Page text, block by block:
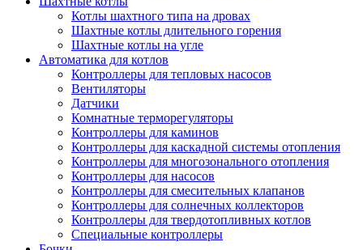
Котлы шахтного типа на дровах
Шахтные котлы длительного горения
Шахтные котлы на угле
Автоматика для котлов
Контроллеры для тепловых насосов
Вентиляторы
Датчики
Комнатные терморегуляторы
Контроллеры для каминов
Контроллеры для каскадной системы отопления
Контроллеры для многозонального отопления
Контроллеры для насосов
Контроллеры для смесительных клапанов
Контроллеры для солнечных коллекторов
Контроллеры для твердотопливных котлов
Специальные контроллеры